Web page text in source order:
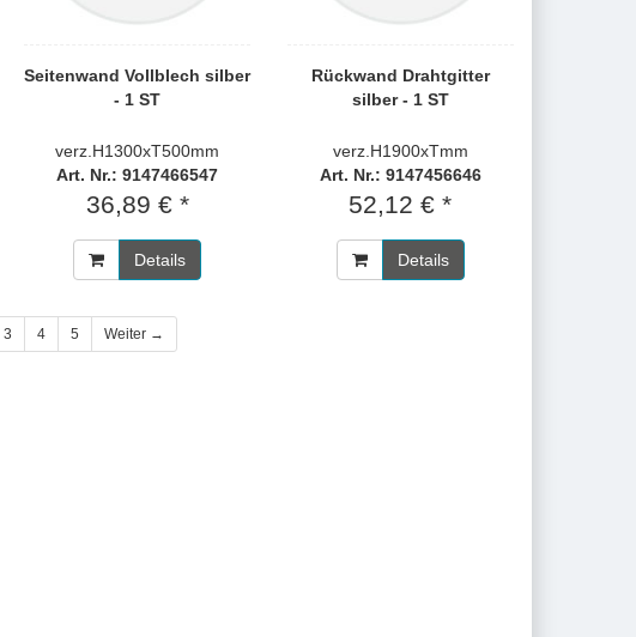
Seitenwand Vollblech silber
- 1 ST
verz.H1300xT500mm
Art. Nr.: 9147466547
36,89 € *
Details
Rückwand Drahtgitter
silber - 1 ST
verz.H1900xTmm
Art. Nr.: 9147456646
52,12 € *
Details
3 4 5 Weiter →